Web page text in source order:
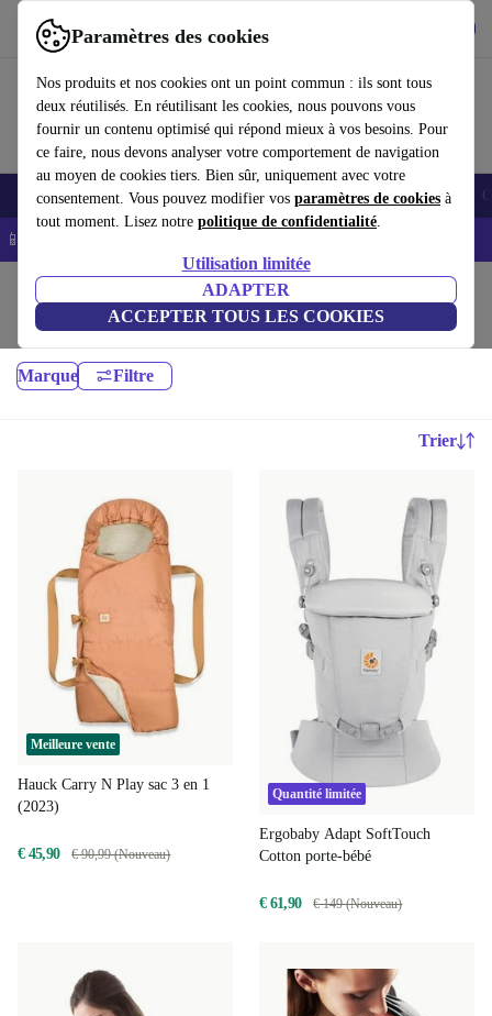
Paramètres des cookies
Nos produits et nos cookies ont un point commun : ils sont tous
deux réutilisés. En réutilisant les cookies, nous pouvons vous
fournir un contenu optimisé qui répond mieux à vos besoins. Pour
ce faire, nous devons analyser votre comportement de navigation
au moyen de cookies tiers. Bien sûr, uniquement avec votre
consentement. Vous pouvez modifier vos paramètres de cookies à
tout moment. Lisez notre politique de confidentialité.
Utilisation limitée
ADAPTER
ACCEPTER TOUS LES COOKIES
Utilisez refurbed rapidement et facilement
Smartphones Laptops Tablettes Montres connectées Accessoires
📱 -5% EXTRA sur les iPhones – Code : IPHONEDEAL -
Nacelles & Accessoires:
Marque Filtre
Trier
Meilleure vente
Hauck Carry N Play sac 3 en 1
(2023)
€ 45,90 € 90,99 (Nouveau)
Quantité limitée
Ergobaby Adapt SoftTouch
Cotton porte-bébé
€ 61,90 € 149 (Nouveau)